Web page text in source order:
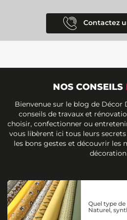
Contactez
NOS CONSEILS
Bienvenue sur le blog de Décor
conseils de travaux et
choisir, confectionner ou
vous libèrent ici tous leurs
les bons gestes et découvrir les
Quel type
Naturel,